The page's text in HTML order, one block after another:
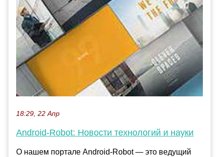
18:29, 22 Апр
Android-Robot: Новости технологий и науки
О нашем портале Android-Robot — это ведущий